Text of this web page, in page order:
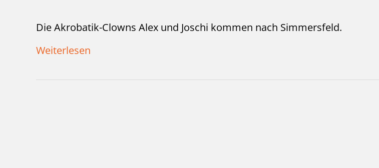
Die Akrobatik-Clowns Alex und Joschi kommen nach Simmersfeld.
Weiterlesen